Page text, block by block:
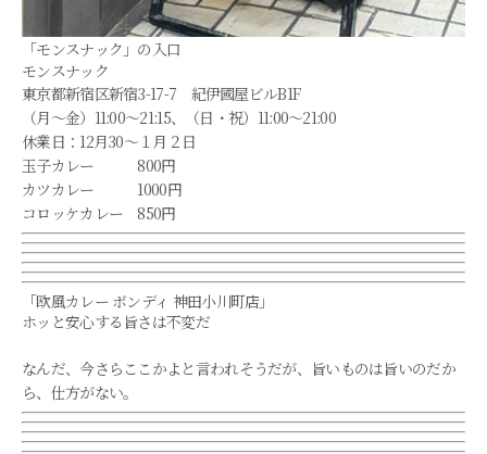
「モンスナック」の入口
モンスナック
東京都新宿区新宿3-17-7 紀伊國屋ビルB1F
（月～金）11:00～21:15、（日・祝）11:00～21:00
休業日：12月30～１月２日
玉子カレー 800円
カツカレー 1000円
コロッケカレー 850円
「欧風カレー ボンディ 神田小川町店」
ホッと安心する旨さは不変だ
なんだ、今さらここかよと言われそうだが、旨いものは旨いのだか
ら、仕方がない。